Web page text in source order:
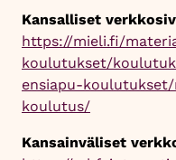
Kansalliset
https://mieli.fi/
koulutukset/
ensiapu-
koulutus/
Kansainväliset